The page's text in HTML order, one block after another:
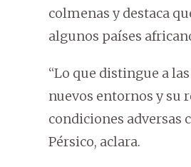
colmenas y destaca
algunos países
“Lo que distingue a
nuevos entornos y su
condiciones adversas
Pérsico, aclara.